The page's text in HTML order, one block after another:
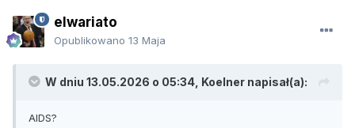
elwariato
Opublikowano 13 Maja
W dniu 13.05.2026 o 05:34, Koelner napisał(a):
AIDS?